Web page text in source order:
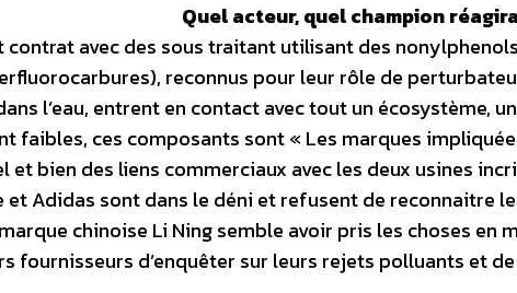
Quel acteur, quel champion
avec des sous traitant utilisant des
reconnus pour leur rôle de
l’eau, entrent en contact avec tout un écosystème,
faibles, ces composants sont « Les marques
bien des liens commerciaux avec les deux usines
et Adidas sont dans le déni et refusent de reconnaitre
chinoise Li Ning semble avoir pris les choses en
fournisseurs d’enquêter sur leurs rejets polluants et